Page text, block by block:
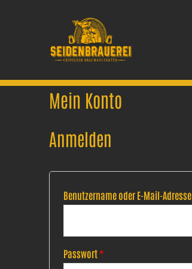
Mein Konto
Anmelden
Benutzername oder E-Mail-Adresse
Passwort*